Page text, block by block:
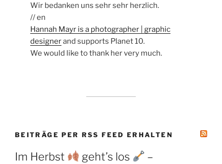
Wir bedanken uns sehr sehr herzlich.
// en
Hannah Mayr is a photographer | graphic
designerand supports Planet 10.
We would like to thank her very much.
BEITRÄGE PER RSS FEED ERHALTEN
Im Herbst geht’s los
–